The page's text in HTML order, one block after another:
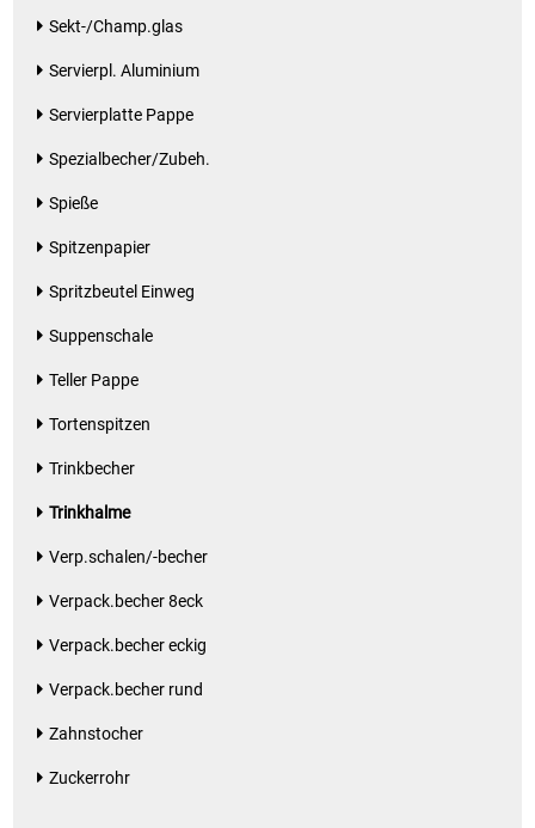
Sekt-/Champ.glas
Servierpl. Aluminium
Servierplatte Pappe
Spezialbecher/Zubeh.
Spieße
Spitzenpapier
Spritzbeutel Einweg
Suppenschale
Teller Pappe
Tortenspitzen
Trinkbecher
Trinkhalme
Verp.schalen/-becher
Verpack.becher 8eck
Verpack.becher eckig
Verpack.becher rund
Zahnstocher
Zuckerrohr